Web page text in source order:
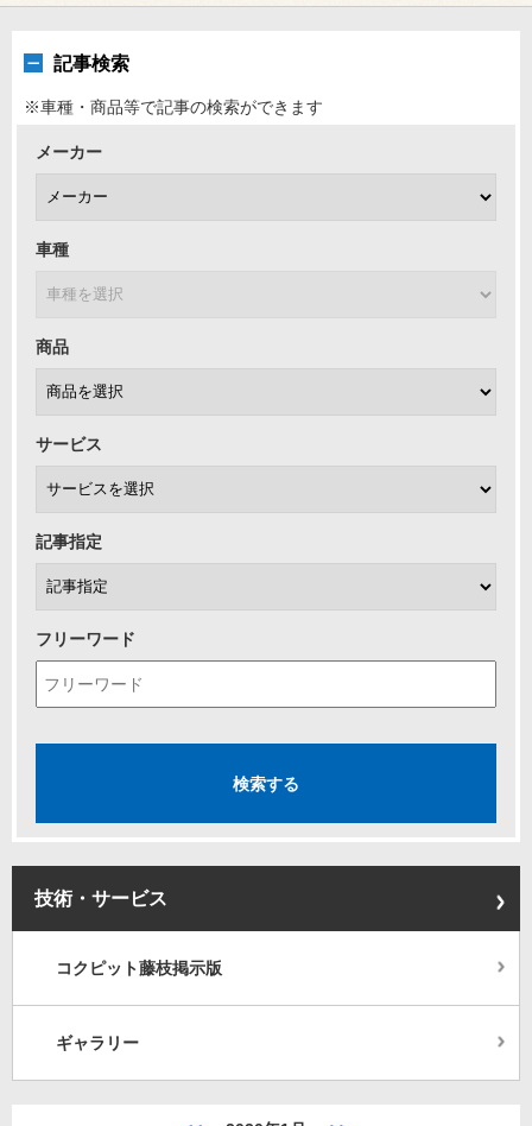
記事検索
※車種・商品等で記事の検索ができます
メーカー
車種
商品
サービス
記事指定
フリーワード
技術・サービス
コクピット藤枝掲示版
ギャラリー